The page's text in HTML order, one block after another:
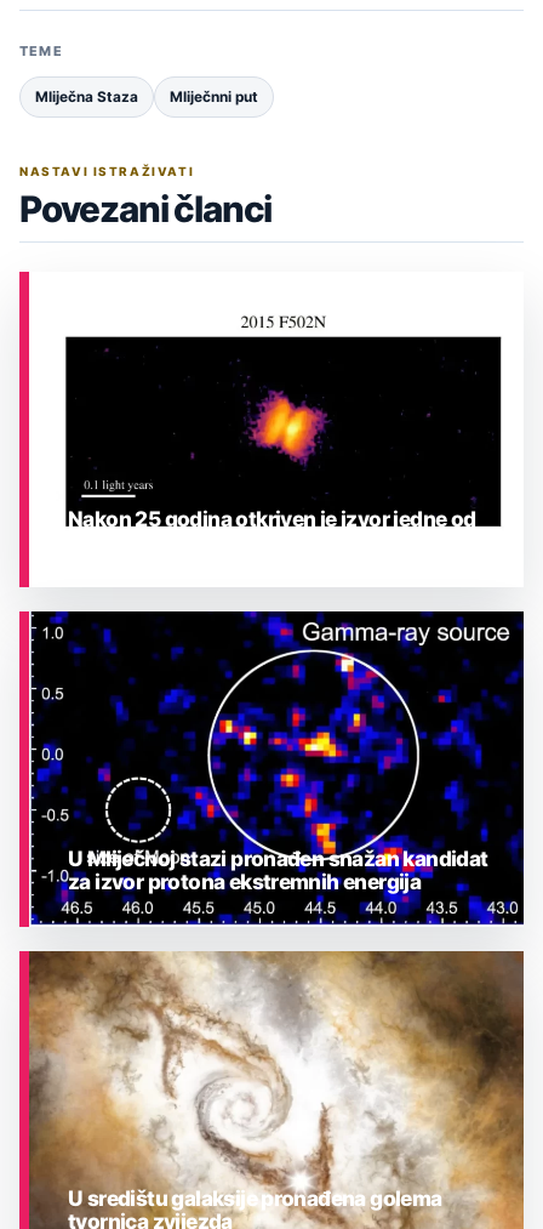
TEME
Mliječna Staza Mliječnni put
NASTAVI ISTRAŽIVATI
Povezani članci
ASTRONOMIJA
Nakon 25 godina otkriven je izvor jedne od
ASTRONOMIJA
U Mliječnoj stazi pronađen snažan kandidat
za izvor protona ekstremnih energija
U središtu galaksije pronađena golema
tvornica zvijezda